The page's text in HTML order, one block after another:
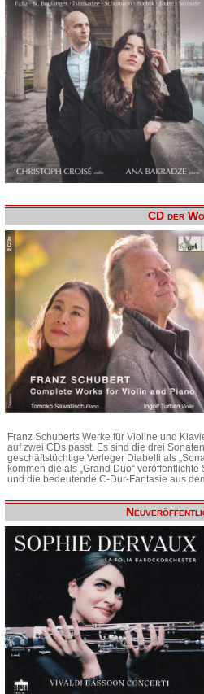
CD der
Franz Schuberts Werke für Violine und
auf zwei CDs passt. Es sind die drei
geschäftstüchtige Verleger Diabelli als
kommen die als „Grand Duo“
und die bedeutende C-Dur-Fantasie aus